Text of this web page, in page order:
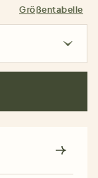
Größentabelle